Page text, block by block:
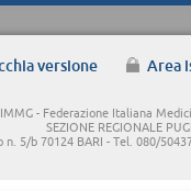
versione Area
- Federazione Italiana
SEZIONE REGIONALE
5/b 70124 BARI - Tel. 080/